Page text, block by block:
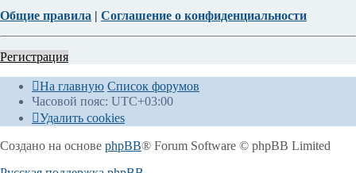
Общие правила | Соглашение о конфиденциальности
Регистрация
На главную Список форумов
Часовой пояс: UTC+03:00
Удалить cookies
Создано на основе phpBB® Forum Software © phpBB Limited